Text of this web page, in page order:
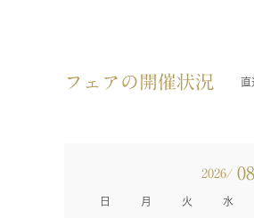
フェアの開催状況 直
2026/ 08
日 月 火 水